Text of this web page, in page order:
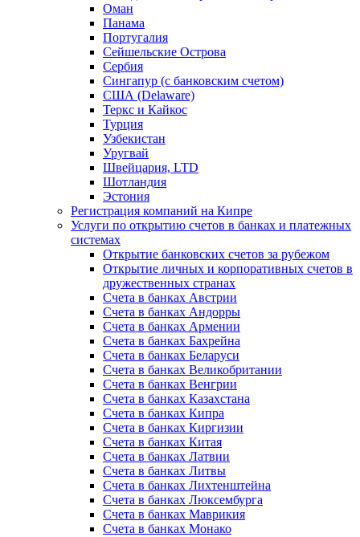
Оман
Панама
Португалия
Сейшельские Острова
Сербия
Сингапур (c банковским счетом)
США (Delaware)
Теркс и Кайкос
Турция
Узбекистан
Уругвай
Швейцария, LTD
Шотландия
Эстония
Регистрация компаний на Кипре
Услуги по открытию счетов в банках и платежных
системах
Открытие банковских счетов за рубежом
Открытие личных и корпоративных счетов в
дружественных странах
Счета в банках Австрии
Счета в банках Андорры
Счета в банках Армении
Счета в банках Бахрейна
Счета в банках Беларуси
Счета в банках Великобритании
Счета в банках Венгрии
Счета в банках Казахстана
Счета в банках Кипра
Счета в банках Киргизии
Счета в банках Китая
Счета в банках Латвии
Счета в банках Литвы
Счета в банках Лихтенштейна
Счета в банках Люксембурга
Счета в банках Маврикия
Счета в банках Монако